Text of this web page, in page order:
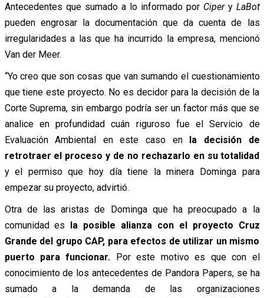
Antecedentes que sumado a lo informado porCipery LaBot
pueden engrosar la documentación que da cuenta de las
irregularidades a las que ha incurrido la empresa, mencionó
Van der Meer.
“Yo creo que son cosas que van sumando el cuestionamiento
que tiene este proyecto. No es decidor para la decisión de la
Corte Suprema, sin embargo podría ser un factor más que se
analice en profundidad cuán riguroso fue el Servicio de
Evaluación Ambiental en este caso enla decisión de
retrotraer el proceso y de no rechazarlo en su totalidad
y el permiso que hoy día tiene la minera Dominga para
empezar su proyecto, advirtió.
Otra de las aristas de Dominga que ha preocupado a la
comunidad es la posible alianza con el proyecto Cruz
Grande del grupo CAP, para efectos de utilizar un mismo
puerto para funcionar. Por este motivo es que con el
conocimiento de los antecedentes de Pandora Papers, se ha
sumado a la demanda de las organizaciones